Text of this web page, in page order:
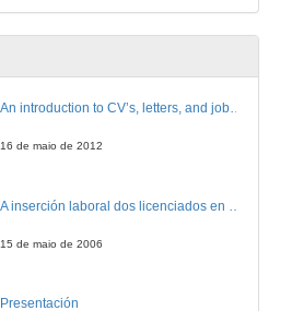
An introduction to CV’s, letters, and job searching
16 de maio de 2012
15 de maio de 2006
Presentación